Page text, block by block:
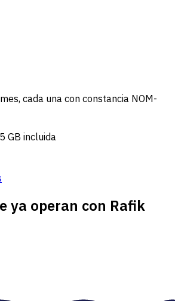
cada una con constancia NOM-
GB incluida
ya operan con Rafik